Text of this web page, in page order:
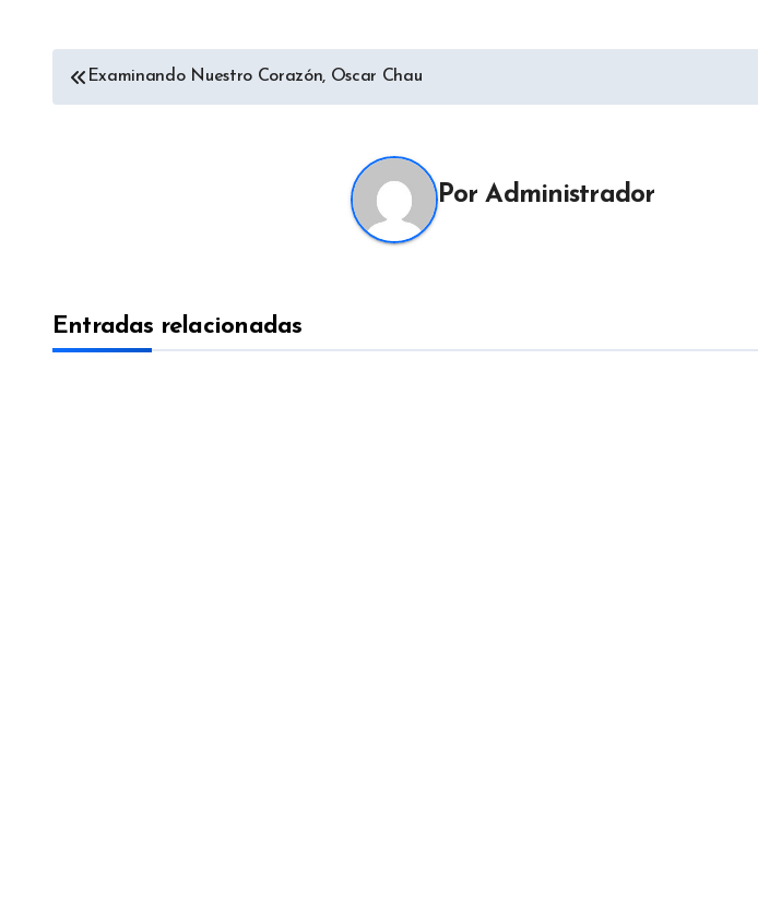
Navegación
Examinando Nuestro Corazón, Oscar Chau
PorAdministrador
Entradas relacionadas